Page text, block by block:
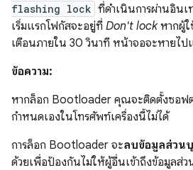
flashing lock ที่ดำเนินการผ่านอิน
เริ่มแรกโฟกัสจะอยู่ที่ Don't lockหากผู้ใ
เตือนภายใน 30 วินาที หน้าจอจะหายไป
ข้อความ:
หากล็อก Bootloader คุณจะติดตั้งซอฟ
กำหนดเองในโทรศัพท์เครื่องนี้ไม่ได้
การล็อก Bootloader จะลบข้อมูลส่วน
ด้วยเพื่อป้องกันไม่ให้ผู้อื่นเข้าถึงข้อมูลส่